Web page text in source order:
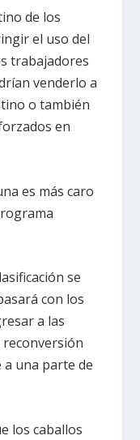
de los
el uso del
trabajadores
venderlo a
o también
en
es más caro
se
con los
a las
reconversión
una parte de
los caballos